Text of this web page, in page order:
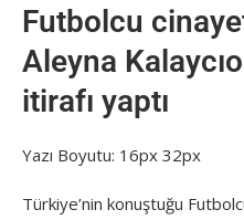
Futbolcu
Aleyna
itirafı yaptı
Yazı Boyutu: 16px 32px
Türkiye’nin konuştuğu